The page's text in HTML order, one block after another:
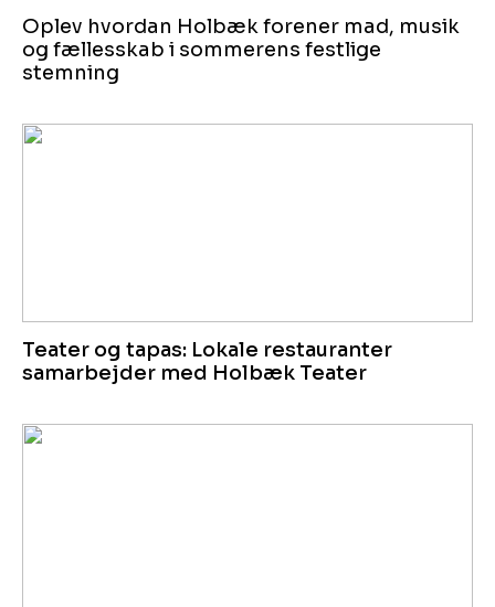
Oplev hvordan Holbæk forener mad, musik
og fællesskab i sommerens festlige
stemning
Teater og tapas: Lokale restauranter
samarbejder med Holbæk Teater